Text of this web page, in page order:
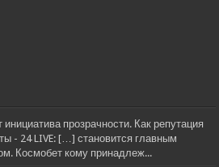
прозрачности. Как репутация
- 24 LIVE: […] становится главным
Космобет кому принадлеж...